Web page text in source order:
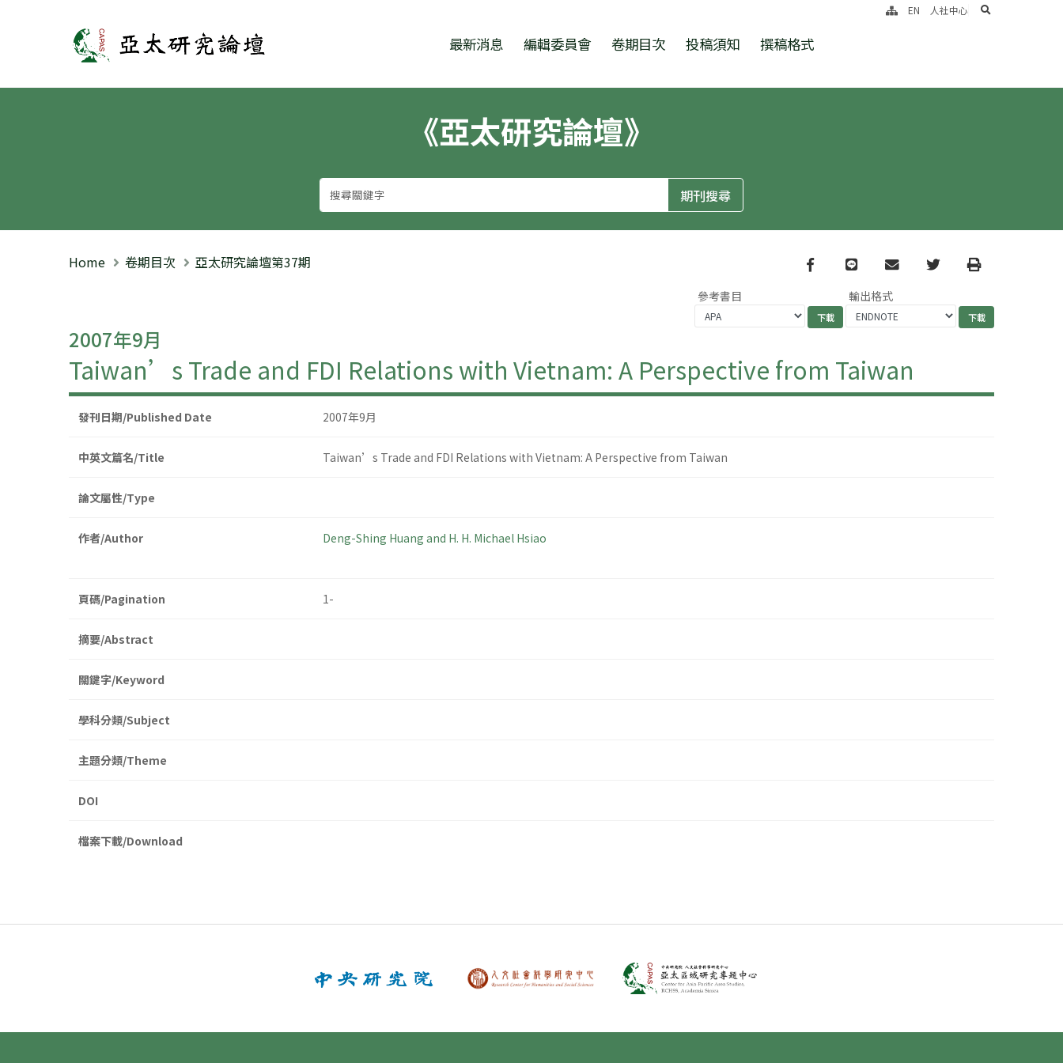
亞太研究論壇 最新消息 編輯委員會 卷期目次 投稿須知 撰稿格式
EN 人社中心 search
《亞太研究論壇》
Home 卷期目次 亞太研究論壇第37期 Facebook
line email TwitterPrint
參考書目 輸出格式
2007年9月
Taiwan’s Trade and FDI Relations with Vietnam: A Perspective from Taiwan
發刊日期/Published Date 2007年9月
中英文篇名/Title Taiwan’s Trade and FDI Relations with Vietnam: A Perspective from Taiwan
論文屬性/Type
作者/Author Deng-Shing Huang and H. H. Michael Hsiao
頁碼/Pagination 1-
摘要/Abstract
關鍵字/Keyword
學科分類/Subject
主題分類/Theme
DOI
檔案下載/Download